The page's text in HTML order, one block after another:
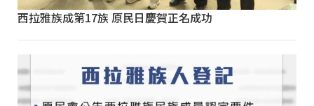
西拉雅族成第17族 原民日慶賀正名成功